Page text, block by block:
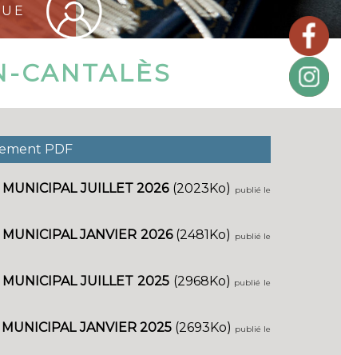
CANTALÈS
PDF
JUILLET 2026(2023Ko)
publié le
JANVIER 2026(2481Ko)
publié le
JUILLET 2025(2968Ko) publié le
JANVIER 2025(2693Ko) publié le